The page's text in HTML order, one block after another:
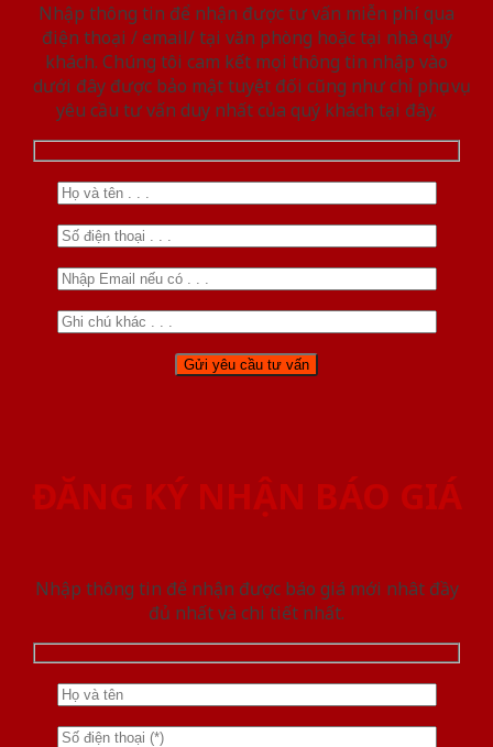
Nhập thông tin để nhận được tư vấn miễn phí qua
điện thoại / email/ tại văn phòng hoặc tại nhà quý
khách. Chúng tôi cam kết mọi thông tin nhập vào
dưới đây được bảo mật tuyệt đối cũng như chỉ phục vụ
yêu cầu tư vấn duy nhất của quý khách tại đây.
ĐĂNG KÝ NHẬN BÁO GIÁ
Nhập thông tin để nhận được báo giá mới nhât đầy
đủ nhất và chi tiết nhất.